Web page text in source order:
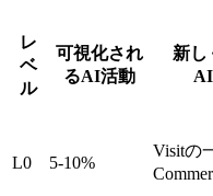
レ
ベ
ル
可視化され
るAI活動
新し
L0 5-10%
Visitの